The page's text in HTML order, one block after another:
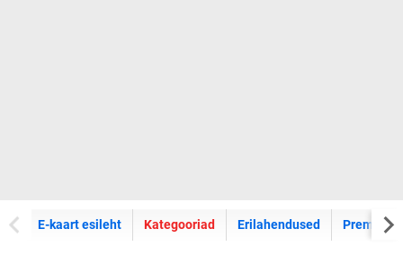
E-kaart esileht E-kaartide
Kategooriad Erilahendused Premium